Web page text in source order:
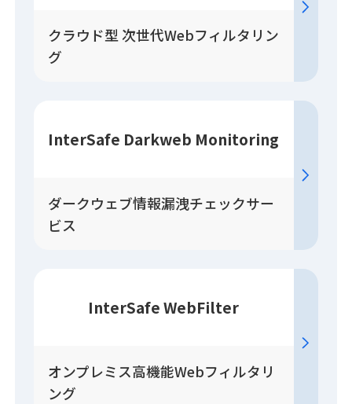
クラウド型 次世代Webフィルタリン
グ
InterSafe Darkweb Monitoring
ダークウェブ情報漏洩チェックサー
ビス
InterSafe WebFilter
オンプレミス高機能Webフィルタリ
ング